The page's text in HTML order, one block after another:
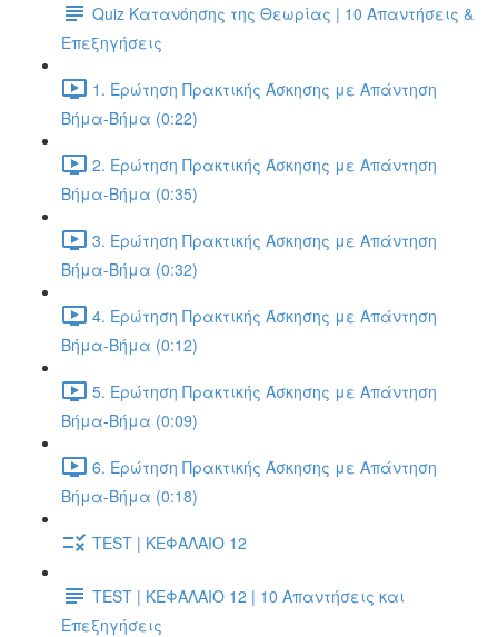
Quiz Κατανόησης της Θεωρίας | 10 Απαντήσεις &
Επεξηγήσεις
1. Ερώτηση Πρακτικής Άσκησης με Απάντηση
Βήμα-Βήμα (0:22)
2. Ερώτηση Πρακτικής Άσκησης με Απάντηση
Βήμα-Βήμα (0:35)
3. Ερώτηση Πρακτικής Άσκησης με Απάντηση
Βήμα-Βήμα (0:32)
4. Ερώτηση Πρακτικής Άσκησης με Απάντηση
Βήμα-Βήμα (0:12)
5. Ερώτηση Πρακτικής Άσκησης με Απάντηση
Βήμα-Βήμα (0:09)
6. Ερώτηση Πρακτικής Άσκησης με Απάντηση
Βήμα-Βήμα (0:18)
TEST | ΚΕΦΑΛΑΙΟ 12
TEST | ΚΕΦΑΛΑΙΟ 12 | 10 Απαντήσεις και
Επεξηγήσεις